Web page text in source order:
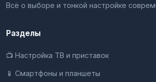
Всё о выборе и тонкой настройке
Разделы
📺 Настройка ТВ и приставок
📱 Смартфоны и планшеты